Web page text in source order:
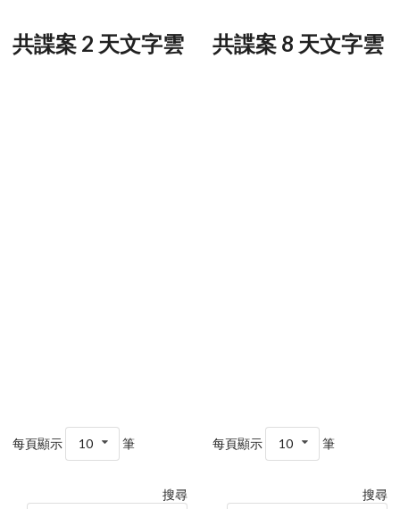
共諜案 2 天文字雲
每頁顯示 10 筆
搜尋
共諜案 8 天文字雲
每頁顯示 10 筆
搜尋